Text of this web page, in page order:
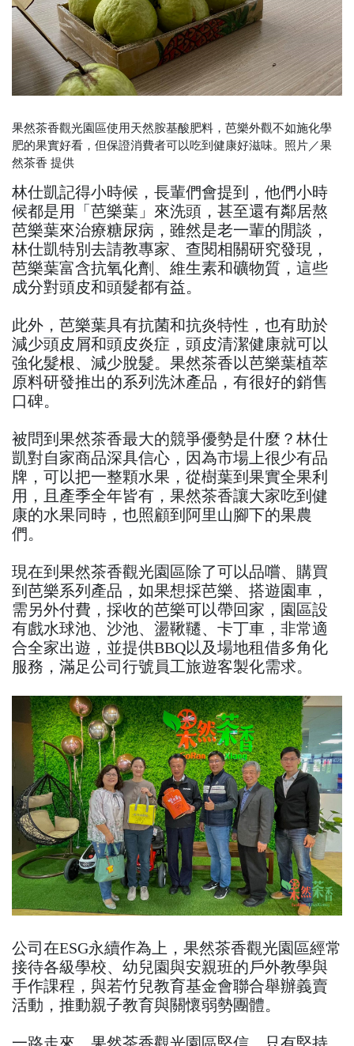
果然茶香觀光園區使用天然胺基酸肥料，芭樂外觀不如施化學
肥的果實好看，但保證消費者可以吃到健康好滋味。照片／果
然茶香 提供
林仕凱記得小時候，長輩們會提到，他們小時
候都是用「芭樂葉」來洗頭，甚至還有鄰居熬
芭樂葉來治療糖尿病，雖然是老一輩的閒談，
林仕凱特別去請教專家、查閱相關研究發現，
芭樂葉富含抗氧化劑、維生素和礦物質，這些
成分對頭皮和頭髮都有益。
此外，芭樂葉具有抗菌和抗炎特性，也有助於
減少頭皮屑和頭皮炎症，頭皮清潔健康就可以
強化髮根、減少脫髮。果然茶香以芭樂葉植萃
原料研發推出的系列洗沐產品，有很好的銷售
口碑。
被問到果然茶香最大的競爭優勢是什麼？林仕
凱對自家商品深具信心，因為市場上很少有品
牌，可以把一整顆水果，從樹葉到果實全果利
用，且產季全年皆有，果然茶香讓大家吃到健
康的水果同時，也照顧到阿里山腳下的果農
們。
現在到果然茶香觀光園區除了可以品嚐、購買
到芭樂系列產品，如果想採芭樂、搭遊園車，
需另外付費，採收的芭樂可以帶回家，園區設
有戲水球池、沙池、盪鞦韆、卡丁車，非常適
合全家出遊，並提供BBQ以及場地租借多角化
服務，滿足公司行號員工旅遊客製化需求。
公司在ESG永續作為上，果然茶香觀光園區經常
接待各級學校、幼兒園與安親班的戶外教學與
手作課程，與若竹兒教育基金會聯合舉辦義賣
活動，推動親子教育與關懷弱勢團體。